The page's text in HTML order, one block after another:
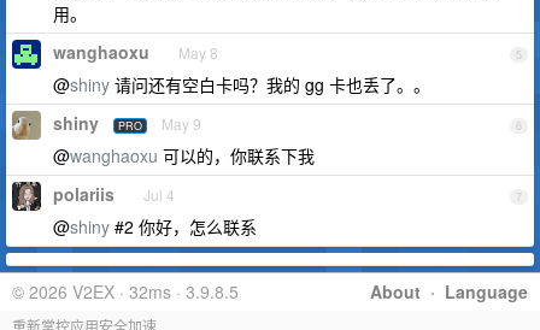
用。
5
wanghaoxu May 8
@shiny 请问还有空白卡吗？我的 gg 卡也丢了。。
6
shiny PRO May 9
@wanghaoxu 可以的，你联系下我
7
polariis Jul 4
@shiny #2 你好，怎么联系
About · Language
© 2026 V2EX · 32ms · 3.9.8.5
重新掌控应用安全加速